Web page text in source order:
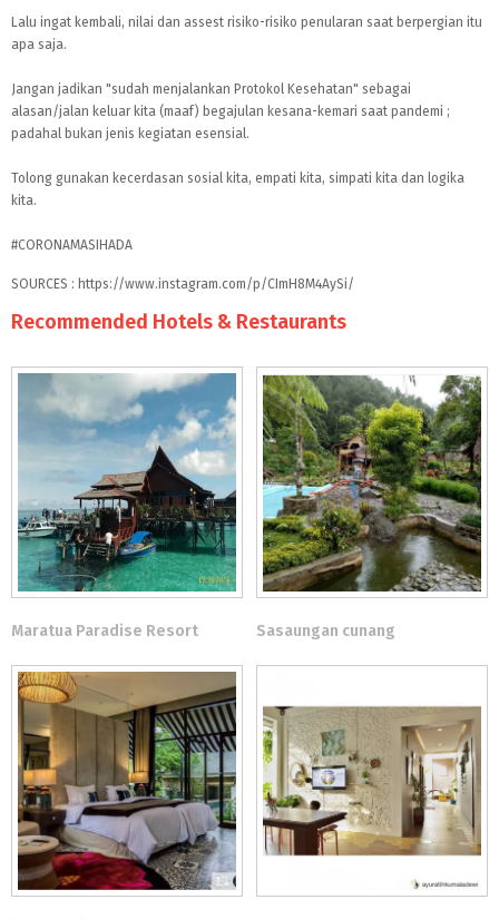
Lalu ingat kembali, nilai dan assest risiko-risiko penularan saat berpergian itu
apa saja.
Jangan jadikan "sudah menjalankan Protokol Kesehatan" sebagai
alasan/jalan keluar kita (maaf) begajulan kesana-kemari saat pandemi ;
padahal bukan jenis kegiatan esensial.
Tolong gunakan kecerdasan sosial kita, empati kita, simpati kita dan logika
kita.
#CORONAMASIHADA
SOURCES : https://www.instagram.com/p/CImH8M4AySi/
Recommended Hotels & Restaurants
Maratua Paradise Resort Sasaungan cunang